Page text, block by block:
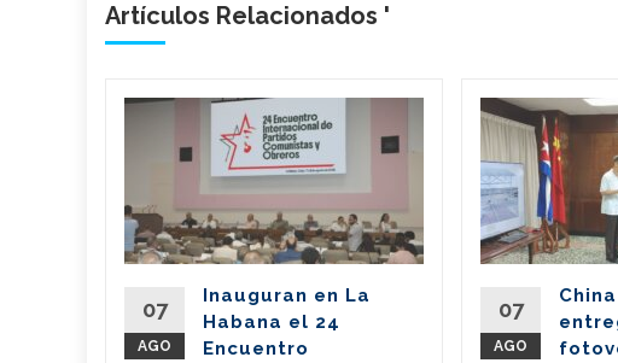
Artículos Relacionados '
07
AGO
Inauguran en La
Habana el 24
Encuentro
07
AGO